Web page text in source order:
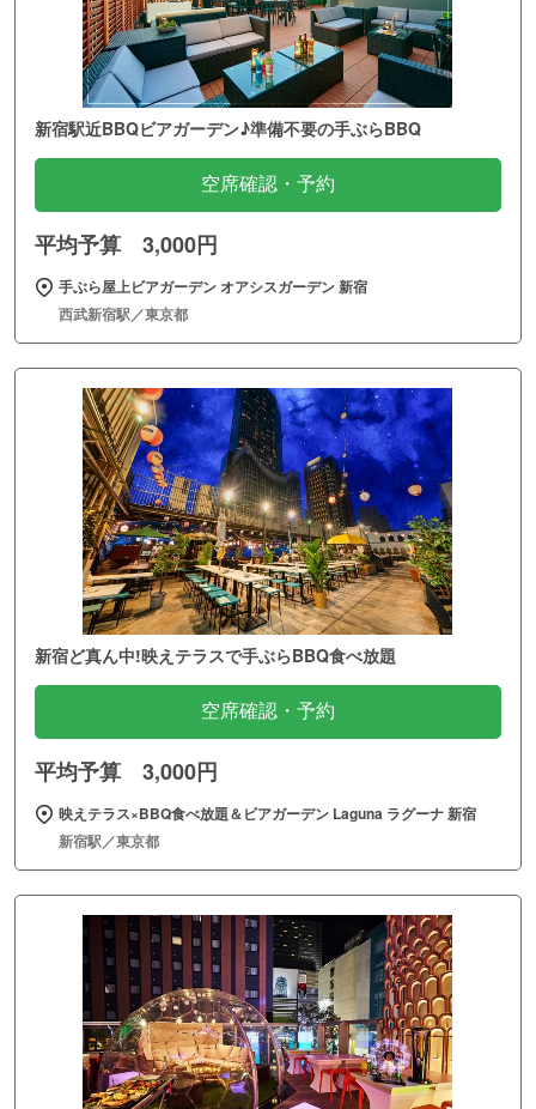
新宿駅近BBQビアガーデン♪準備不要の手ぶらBBQ
空席確認・予約
平均予算 3,000円
手ぶら屋上ビアガーデン オアシスガーデン 新宿
西武新宿駅／東京都
新宿ど真ん中!映えテラスで手ぶらBBQ食べ放題
空席確認・予約
平均予算 3,000円
映えテラス×BBQ食べ放題＆ビアガーデン Laguna ラグーナ 新宿
新宿駅／東京都